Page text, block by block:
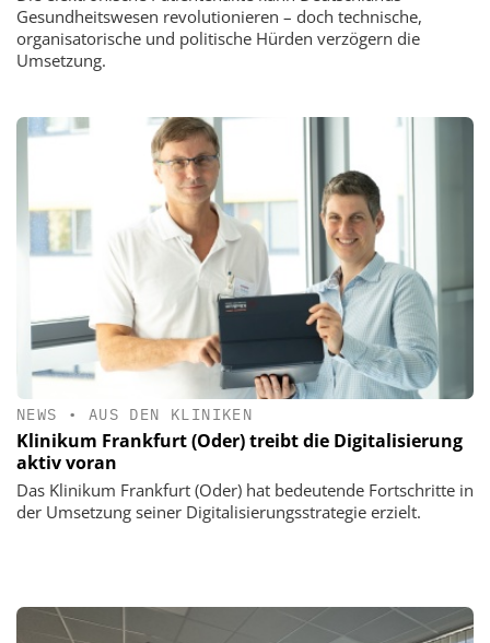
Gesundheitswesen revolutionieren – doch technische,
organisatorische und politische Hürden verzögern die
Umsetzung.
NEWS • AUS DEN KLINIKEN
Klinikum Frankfurt (Oder) treibt die Digitalisierung
aktiv voran
Das Klinikum Frankfurt (Oder) hat bedeutende Fortschritte in
der Umsetzung seiner Digitalisierungsstrategie erzielt.